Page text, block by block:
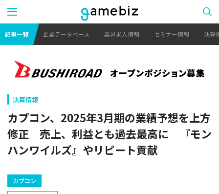
記事一覧 企業データベース 業界求人情報 セミナー情報 決算
決算情報
カプコン、2025年3月期の業績予想を上方
修正 売上、利益とも過去最高に 『モン
ハンワイルズ』やリピート貢献
カプコン